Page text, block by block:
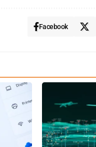
Facebook